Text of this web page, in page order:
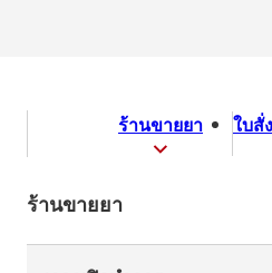
ร้านขายยา ใบสั่
ร้านขายยา